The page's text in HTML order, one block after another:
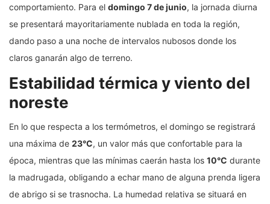
comportamiento. Para el domingo 7 de junio, la jornada diurna
se presentará mayoritariamente nublada en toda la región,
dando paso a una noche de intervalos nubosos donde los
claros ganarán algo de terreno.
Estabilidad térmica y viento del
noreste
En lo que respecta a los termómetros, el domingo se registrará
una máxima de 23°C, un valor más que confortable para la
época, mientras que las mínimas caerán hasta los 10°C durante
la madrugada, obligando a echar mano de alguna prenda ligera
de abrigo si se trasnocha. La humedad relativa se situará en